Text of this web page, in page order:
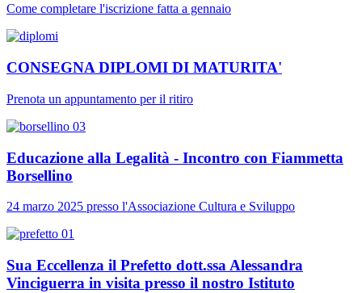
Come completare l'iscrizione fatta a gennaio
CONSEGNA DIPLOMI DI MATURITA'
Prenota un appuntamento per il ritiro
Educazione alla Legalità - Incontro con Fiammetta
Borsellino
24 marzo 2025 presso l'Associazione Cultura e Sviluppo
Sua Eccellenza il Prefetto dott.ssa Alessandra
Vinciguerra in visita presso il nostro Istituto